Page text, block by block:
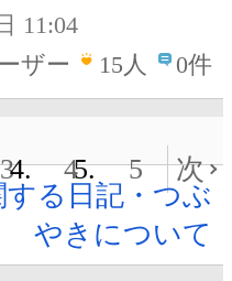
11:04
ザー
15人 0件
3 4 5
次
る日記・つぶ
やきについて